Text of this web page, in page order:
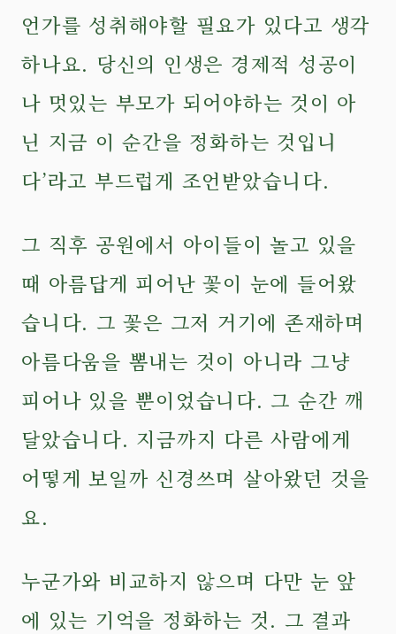
언가를 성취해야할 필요가 있다고 생각
하나요. 당신의 인생은 경제적 성공이
나 멋있는 부모가 되어야하는 것이 아
닌 지금 이 순간을 정화하는 것입니
다’라고 부드럽게 조언받았습니다.
그 직후 공원에서 아이들이 놀고 있을
때 아름답게 피어난 꽃이 눈에 들어왔
습니다. 그 꽃은 그저 거기에 존재하며
아름다움을 뽐내는 것이 아니라 그냥
피어나 있을 뿐이었습니다. 그 순간 깨
달았습니다. 지금까지 다른 사람에게
어떻게 보일까 신경쓰며 살아왔던 것을
요.
누군가와 비교하지 않으며 다만 눈 앞
에 있는 기억을 정화하는 것. 그 결과